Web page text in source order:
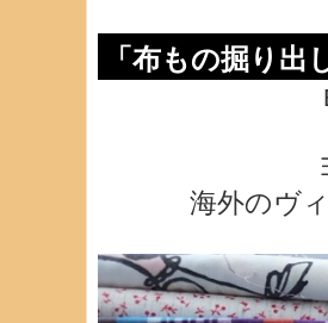
「布もの掘り
海外のヴ